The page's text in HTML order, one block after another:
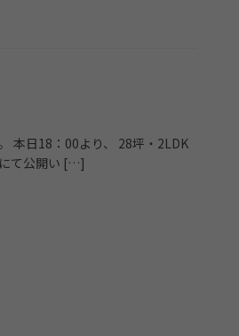
本日18：00より、 28坪・2LDK
て公開い […]